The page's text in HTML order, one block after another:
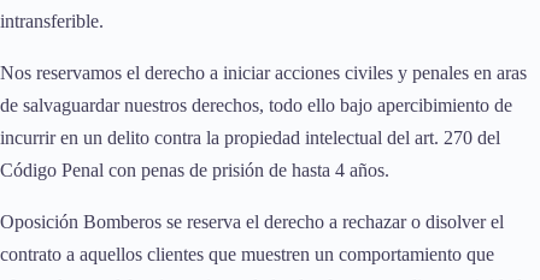
intransferible.
Nos reservamos el derecho a iniciar acciones civiles y penales en aras
de salvaguardar nuestros derechos, todo ello bajo apercibimiento de
incurrir en un delito contra la propiedad intelectual del art. 270 del
Código Penal con penas de prisión de hasta 4 años.
Oposición Bomberos se reserva el derecho a rechazar o disolver el
contrato a aquellos clientes que muestren un comportamiento que